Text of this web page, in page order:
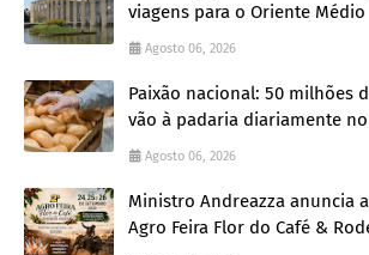
viagens para o Oriente Médio
Agosto 06, 2026
Paixão nacional: 50 milhões
vão à padaria diariamente
Agosto 06, 2026
Ministro Andreazza anuncia
Agro Feira Flor do Café &